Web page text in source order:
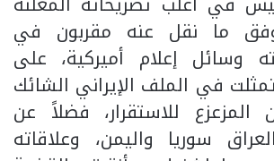
ما نقل عنه مقربون في
وسائل إعلام أميركية، على
في الملف الإيراني الشائك
للاستقرار، فضلاً عن
سوريا واليمن، وعلاقاته